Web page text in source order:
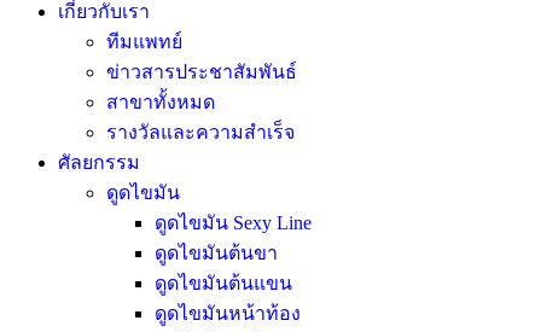
เกี่ยวกับเรา
ทีมแพทย์
ข่าวสารประชาสัมพันธ์
สาขาทั้งหมด
รางวัลและความสำเร็จ
ศัลยกรรม
ดูดไขมัน
ดูดไขมัน Sexy Line
ดูดไขมันต้นขา
ดูดไขมันต้นแขน
ดูดไขมันหน้าท้อง